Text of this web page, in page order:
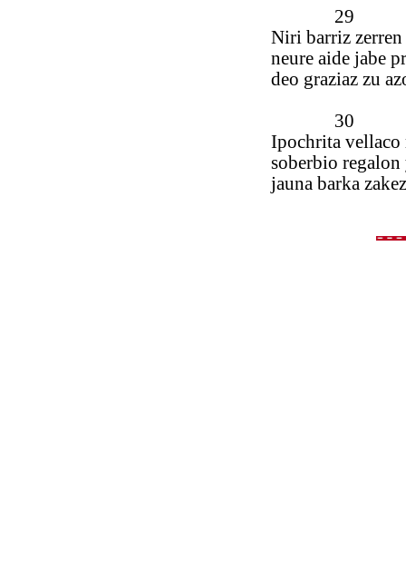
29
Niri barriz zerren
neure aide jabe
deo graziaz zu
30
Ipochrita vellaco
soberbio regalon
jauna barka